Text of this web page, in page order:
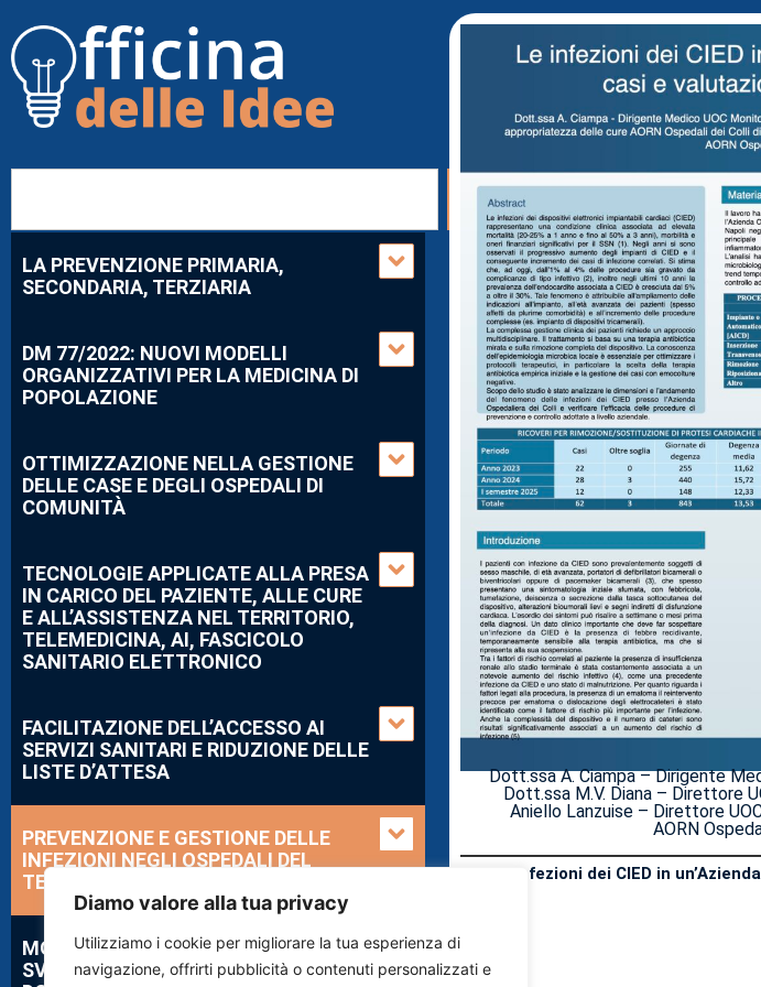
Diamo valore alla tua privacy
Utilizziamo i cookie per migliorare la tua esperienza di
navigazione, offrirti pubblicità o contenuti personalizzati e
LA PREVENZIONE PRIMARIA,
SECONDARIA, TERZIARIA
DM 77/2022: NUOVI MODELLI
ORGANIZZATIVI PER LA MEDICINA DI
POPOLAZIONE
OTTIMIZZAZIONE NELLA GESTIONE
DELLE CASE E DEGLI OSPEDALI DI
COMUNITÀ
TECNOLOGIE APPLICATE ALLA PRESA
IN CARICO DEL PAZIENTE, ALLE CURE
E ALL’ASSISTENZA NEL TERRITORIO,
TELEMEDICINA, AI, FASCICOLO
SANITARIO ELETTRONICO
FACILITAZIONE DELL’ACCESSO AI
SERVIZI SANITARI E RIDUZIONE DELLE
LISTE D’ATTESA
PREVENZIONE E GESTIONE DELLE
INFEZIONI NEGLI OSPEDALI DEL
TERRITORIO
MODELLI EFFICIENTI PER LO
SVILUPPO DELL’ASSISTENZA
Dott.ssa A. Ciampa – Dirigente
Dott.ssa M.V. Diana – Direttore
Aniello Lanzuise – Direttore
AORN
Le infezioni dei CIED in